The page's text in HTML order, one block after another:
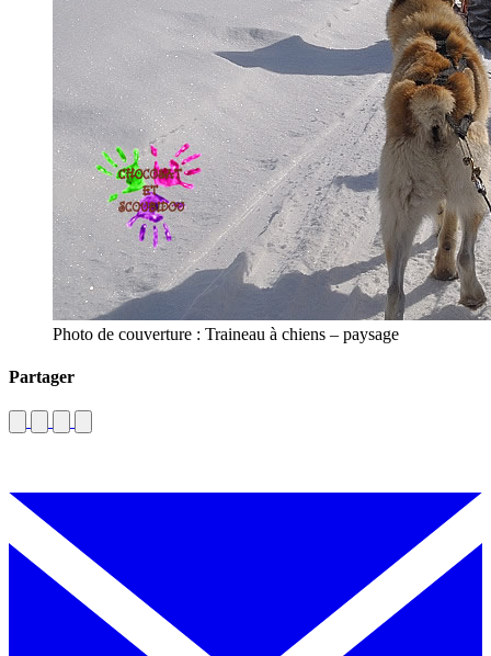
Photo de couverture : Traineau à chiens – paysage
Partager